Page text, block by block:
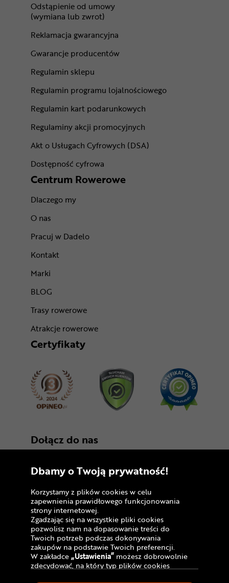
Odstąpienie od umowy
(wymiana lub zwrot)
Reklamacja gwarancyjna
Gwarancje producentów
Regulamin sklepu
Regulamin programu lojalnościowego
Regulamin kart podarunkowych
Regulaminy akcji promocyjnych
Akt o Usługach Cyfrowych (DSA)
Dostępność cyfrowa
Centrum Rowerowe
Dlaczego my
O nas
Pracuj w Dadelo
Kontakt
Marki
BLOG
Trasy rowerowe
Atrakcje rowerowe
Certyfikaty
Dołącz do nas
Copyright © 2005 - 2026
Polityka prywatności i zasady korzystania z
serwisu
Informacja o plikach cookies
Dbamy o Twoją prywatność!
Korzystamy z plików cookies w celu
zapewnienia prawidłowego funkcjonowania
strony internetowej.
Zgadzając się na wszystkie pliki cookies
pozwolisz nam na dopasowanie treści do
Twoich potrzeb podczas dokonywania
zakupów na podstawie Twoich preferencji.
W zakładce„Ustawienia” możesz dobrowolnie
zdecydować, na który typ plików cookies